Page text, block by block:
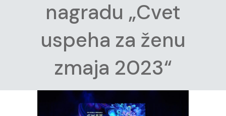
nagradu „Cvet
uspeha za ženu
zmaja 2023“